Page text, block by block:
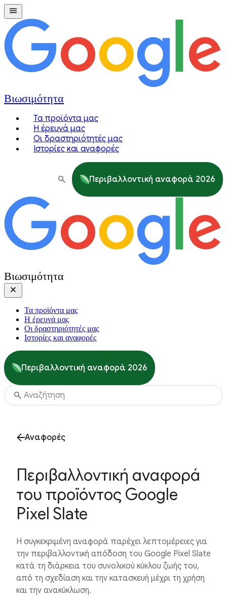
Βιωσιμότητα
Τα προϊόντα μας
Η έρευνά μας
Οι δραστηριότητές μας
Ιστορίες και αναφορές
Περιβαλλοντική αναφορά 2026
Βιωσιμότητα
Τα προϊόντα μας
Η έρευνά μας
Οι δραστηριότητές μας
Ιστορίες και αναφορές
Περιβαλλοντική αναφορά 2026
Αναφορές
Περιβαλλοντική αναφορά
του προϊόντος Google
Pixel Slate
Η συγκεκριμένη αναφορά παρέχει λεπτομέρειες για
την περιβαλλοντική απόδοση του Google Pixel Slate
κατά τη διάρκεια του συνολικού κύκλου ζωής του,
από τη σχεδίαση και την κατασκευή μέχρι τη χρήση
και την ανακύκλωση.